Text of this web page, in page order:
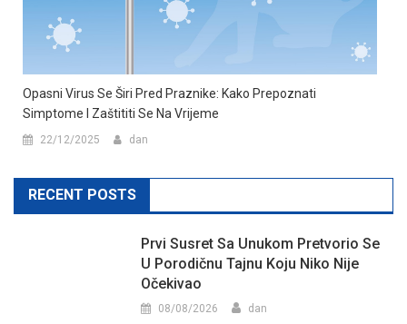
Opasni Virus Se Širi Pred Praznike: Kako Prepoznati
Simptome I Zaštititi Se Na Vrijeme
22/12/2025 dan
RECENT POSTS
Prvi Susret Sa Unukom Pretvorio Se
U Porodičnu Tajnu Koju Niko Nije
Očekivao
08/08/2026 dan